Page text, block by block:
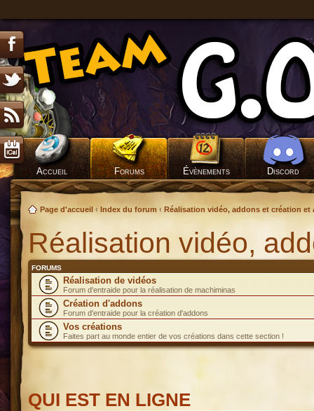
Accueil Forums Évènements Discord
Page d'accueil ‹ Index du forum ‹ Réalisation vidéo, addons et création et
Réalisation vidéo,
FORUMS
Réalisation de vidéos
Forum d'entraide pour la réalisation de machiminas
Création d'addons
Forum d'entraide pour la création d'addons
Vos créations
Faites part au monde entier de vos créations dans cette section !
QUI EST EN LIGNE